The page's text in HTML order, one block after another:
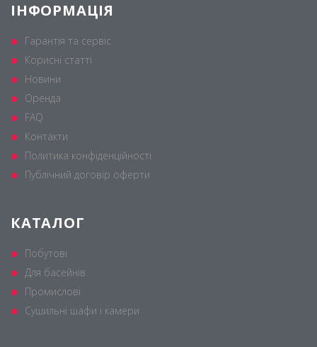
ІНФОРМАЦІЯ
Гарантія та сервіс
Корисні статті
Новини
Оренда
FAQ
Контакти
Политика конфіденційності
Публічний договір оферти
КАТАЛОГ
Побутові
Для басейнів
Промислові
Сушильні шафи і камери